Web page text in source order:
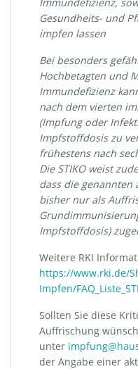
Gesundheits- und
impfen lassen
Bei besonders
Hochbetagten und
Immundefizienz
nach dem vierten
(Impfung oder
Impfstoffdosis zu
frühestens nach
Die STIKO weist
dass die
bisher nur als
Impfstoffdosis)
Weitere RKI
https://www.rki.de/
Impfen/
Sollten Sie diese
Auffrischung
unter
der Angabe einer